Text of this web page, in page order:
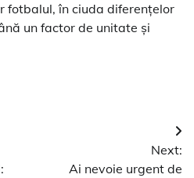
fotbalul, în ciuda diferențelor
un factor de unitate și
Next:
Ai nevoie urgent de